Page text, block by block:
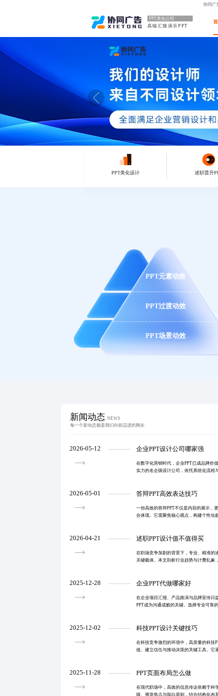
协同广
PPT美化公司
高端汇报演示PPT
PPT美化设计 述职晋升
PPT元素动效
PPT过渡动效
PPT场景动效
新闻动态 NEWS
每一个新动态都是我们向前迈进的脚步
2026-05-12 企业PPT设计公司哪家强
在数字化营销时代，企业PPT已成品牌价
实力的名企级设计公司，依托系统化流程
2026-05-01 答辩PPT高效表达技巧
一份高效的答辩PPT不仅是内容的展示，
合体现。它需聚焦核心观点，构建个性化
2026-04-21 述职PPT设计值不值得买
在职场竞争加剧的背景下，专业、精准的
关键载体。本文剖析行业趋势与计费乱象
2025-12-28 企业PPT代做哪家好
在企业项目汇报、产品路演与品牌宣传日
PPT成为沟通成败的关键。选择专业可靠
2025-12-02 科技PPT设计关键技巧
在科技竞争激烈的环境中，高质量的科技
值、建立信任与推动决策的关键工具。它
2025-11-28 PPT页面布局怎么做
在现代职场中，高效的信息传达依赖于科
级、视觉焦点与留白原则，结合结构化布